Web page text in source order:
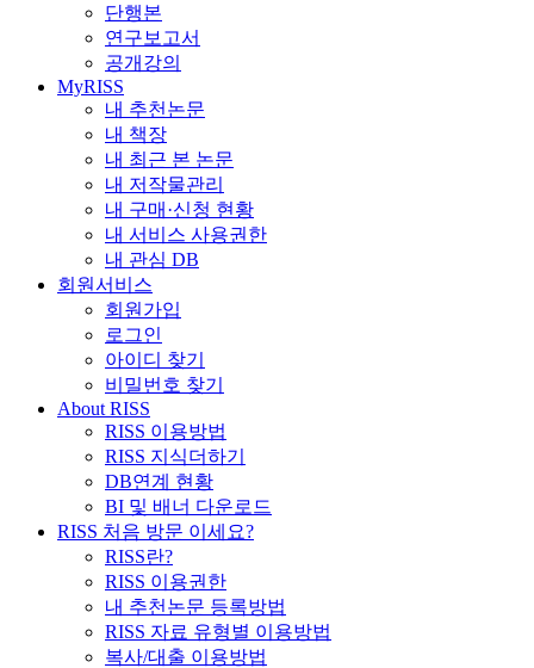
단행본
연구보고서
공개강의
MyRISS
내 추천논문
내 책장
내 최근 본 논문
내 저작물관리
내 구매·신청 현황
내 서비스 사용권한
내 관심 DB
회원서비스
회원가입
로그인
아이디 찾기
비밀번호 찾기
About RISS
RISS 이용방법
RISS 지식더하기
DB연계 현황
BI 및 배너 다운로드
RISS 처음 방문 이세요?
RISS란?
RISS 이용권한
내 추천논문 등록방법
RISS 자료 유형별 이용방법
복사/대출 이용방법